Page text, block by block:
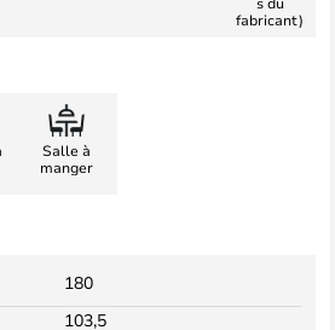
fabricant)
Salle à
manger
180
103,5